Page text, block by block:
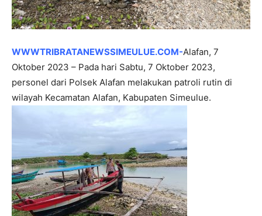
WWWTRIBRATANEWSSIMEULUE.COM-Alafan, 7
Oktober 2023 – Pada hari Sabtu, 7 Oktober 2023,
personel dari Polsek Alafan melakukan patroli rutin di
wilayah Kecamatan Alafan, Kabupaten Simeulue.